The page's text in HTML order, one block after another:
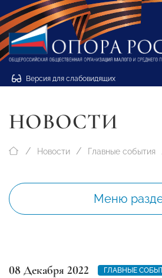
Версия для слабовидящих
НОВОСТИ
Новости Главные события
Меню
08 Декабря 2022 ГЛАВНЫЕ